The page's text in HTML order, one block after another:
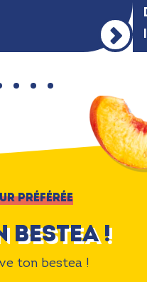
PRÉFÉRÉE
bestea !
ton bestea !